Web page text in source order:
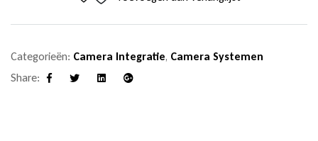
Categorieën: Camera Integratie, Camera Systemen
Share: